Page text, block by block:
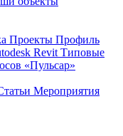
Проекты Профиль
Revit Типовые
«Пульсар»
Мероприятия